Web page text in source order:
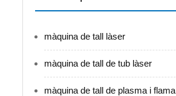
màquina de tall làser
màquina de tall de tub làser
màquina de tall de plasma i flama